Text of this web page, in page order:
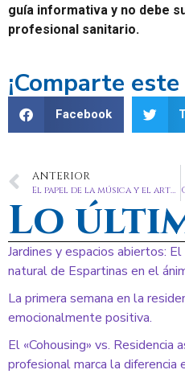
guía informativa y no debe
profesional sanitario.
¡Comparte
Facebook
ANTERIOR
El papel de la música y el arte en la estimulación cognitiva de los ancianos
Lo
Jardines y espacios abiertos:
natural de Espartinas en el
La primera semana en la
emocionalmente positiva.
El «Cohousing» vs. Residencia
profesional marca la diferencia